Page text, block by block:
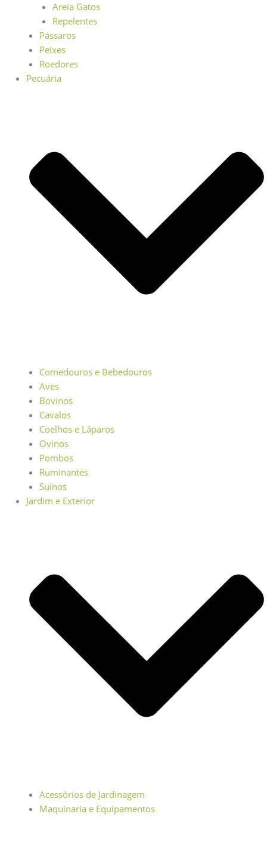
Areia Gatos
Repelentes
Pássaros
Peixes
Roedores
Pecuária
Comedouros e Bebedouros
Aves
Bovinos
Cavalos
Coelhos e Láparos
Ovinos
Pombos
Ruminantes
Suínos
Jardim e Exterior
Acessórios de Jardinagem
Maquinaria e Equipamentos